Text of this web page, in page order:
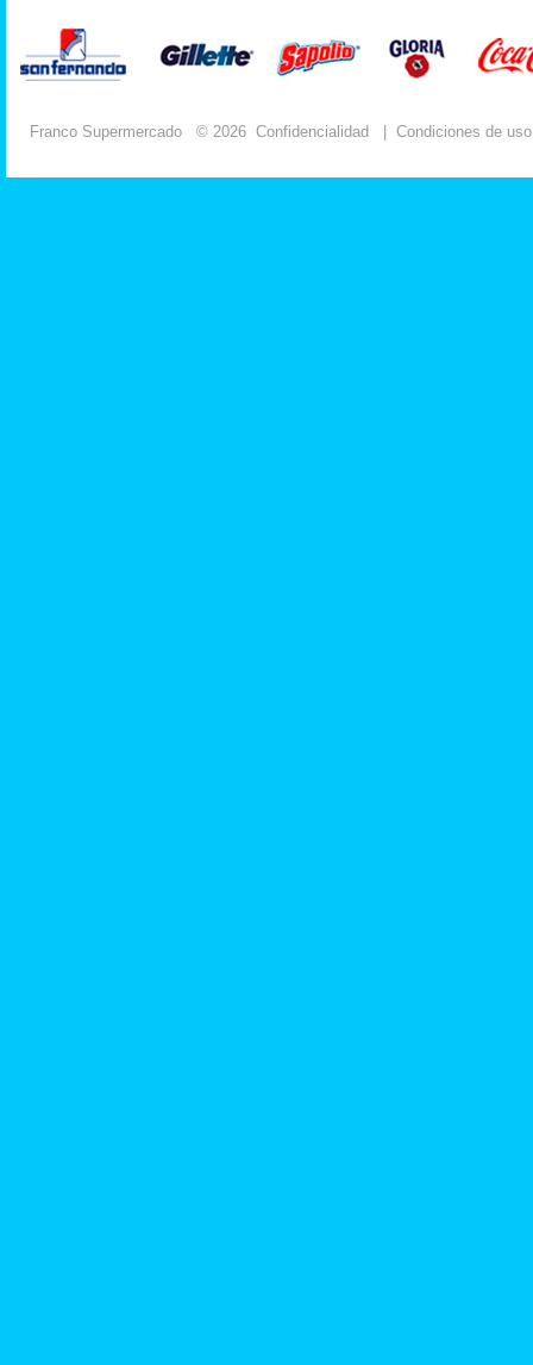
Franco Supermercado © 2026 Confidencialidad Condiciones de uso